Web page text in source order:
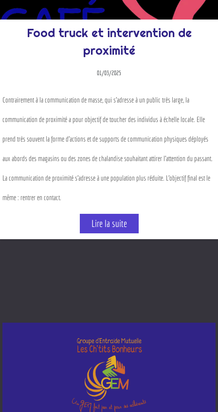
Food truck et intervention de
proximité
01/03/2025
Contrairement à la communication de masse, qui s’adresse à un public très large, la
communication de proximité a pour objectif de toucher des individus à échelle locale. Elle
prend très souvent la forme d’actions et de supports de communication physiques déployés
aux abords des magasins ou des zones de chalandise souhaitant attirer l’attention du passant.
La communication de proximité s'adresse à une population plus réduite. L'objectif final est le
même : rentrer en contact.
Lire la suite